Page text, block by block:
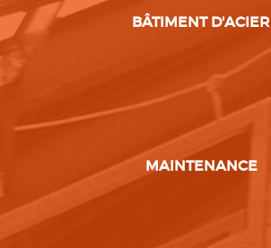
BÂTIMENT D'ACIER
MAINTENANCE